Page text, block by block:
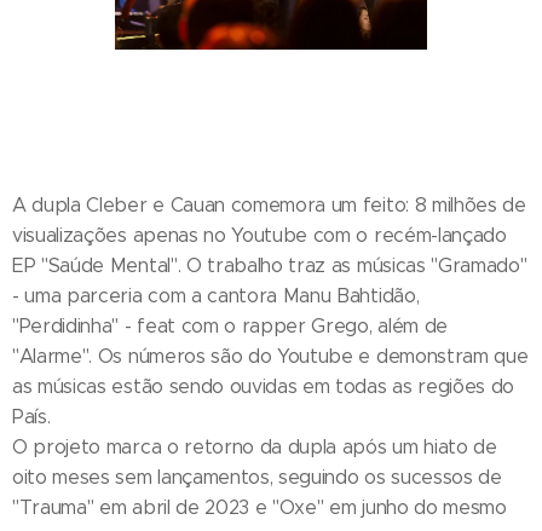
A dupla Cleber e Cauan comemora um feito: 8 milhões de
visualizações apenas no Youtube com o recém-lançado
EP "Saúde Mental". O trabalho traz as músicas "Gramado"
- uma parceria com a cantora Manu Bahtidão,
"Perdidinha" - feat com o rapper Grego, além de
"Alarme". Os números são do Youtube e demonstram que
as músicas estão sendo ouvidas em todas as regiões do
País.
O projeto marca o retorno da dupla após um hiato de
oito meses sem lançamentos, seguindo os sucessos de
"Trauma" em abril de 2023 e "Oxe" em junho do mesmo